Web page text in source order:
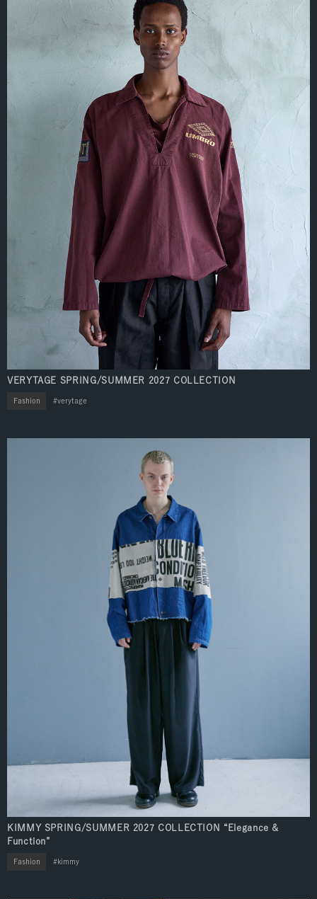
VERYTAGE SPRING/SUMMER 2027 COLLECTION
Fashion verytage
KIMMY SPRING/SUMMER 2027 COLLECTION “Elegance &
Function”
Fashion kimmy